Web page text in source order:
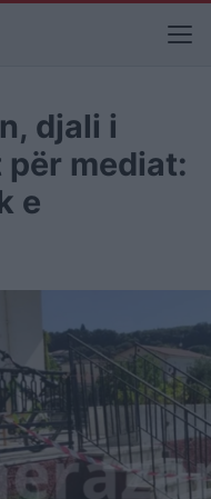
djali i
mediat:
e